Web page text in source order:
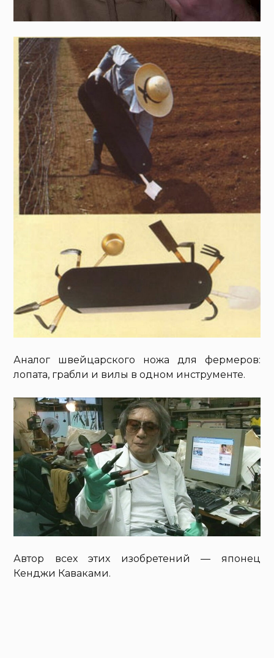
Аналог швейцарского ножа для фермеров:
лопата, грабли и вилы в одном инструменте.
Автор всех этих изобретений — японец
Кенджи Каваками.